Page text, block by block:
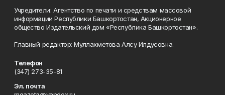
Учредители: Агентство по печати и средствам массовой
информации Республики Башкортостан, Акционерное
общество Издательский дом «Республика Башкортостан».
Главный редактор: Муллахметова Алсу Илдусовна.
Телефон
(347) 273-35-81
Эл. почта